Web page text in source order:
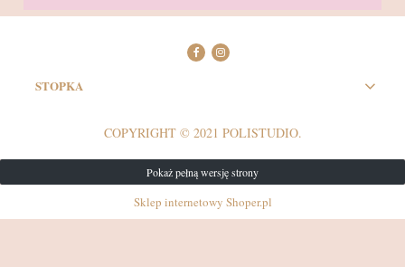
STOPKA
COPYRIGHT © 2021 POLISTUDIO.
Pokaż pełną wersję strony
Sklep internetowy Shoper.pl